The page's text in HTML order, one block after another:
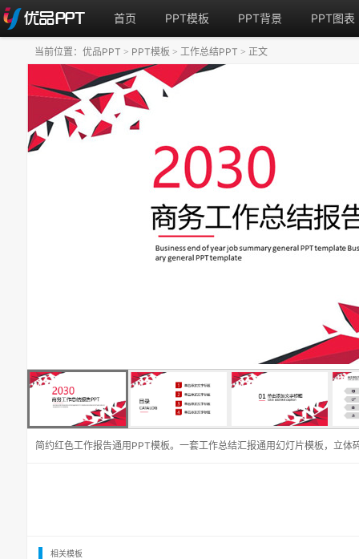
首页 PPT模板 PPT背景 PPT图表
简约红色工作报告通用PPT模板。一套工作总结汇报通用幻灯片模板，立体
当前位置： 优品PPT > PPT模板 > 工作总结PPT > 正文
相关模板